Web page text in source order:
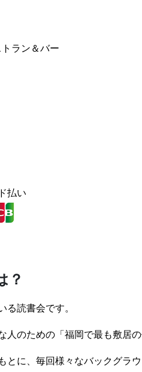
ラン＆バー
払い
？
る読書会です。
人のための「福岡で最も敷居の
とに、毎回様々なバックグラ